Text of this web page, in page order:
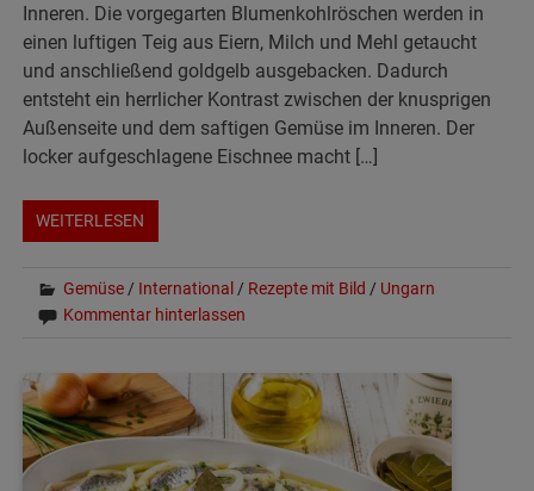
Inneren. Die vorgegarten Blumenkohlröschen werden in
einen luftigen Teig aus Eiern, Milch und Mehl getaucht
und anschließend goldgelb ausgebacken. Dadurch
entsteht ein herrlicher Kontrast zwischen der knusprigen
Außenseite und dem saftigen Gemüse im Inneren. Der
locker aufgeschlagene Eischnee macht […]
WEITERLESEN
Gemüse / International / Rezepte mit Bild / Ungarn
Kommentar hinterlassen